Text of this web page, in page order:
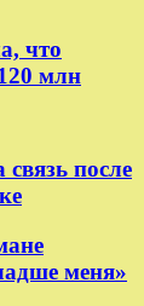
что
млн
после
меня»